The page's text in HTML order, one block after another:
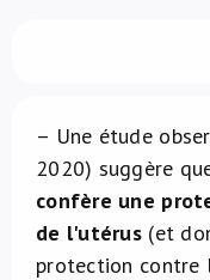
À propos de nous
NL
– Une étude
2020) suggère
confère une
de l'utérus(et
protection contre